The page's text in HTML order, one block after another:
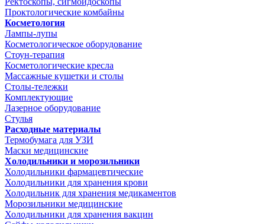
Проктологические комбайны
Косметология
Лампы-лупы
Косметологическое оборудование
Стоун-терапия
Косметологические кресла
Массажные кушетки и столы
Столы-тележки
Комплектующие
Лазерное оборудование
Стулья
Расходные материалы
Термобумага для УЗИ
Маски медицинские
Холодильники и морозильники
Холодильники фармацевтические
Холодильники для хранения крови
Холодильник для хранения медикаментов
Морозильники медицинские
Холодильники для хранения вакцин